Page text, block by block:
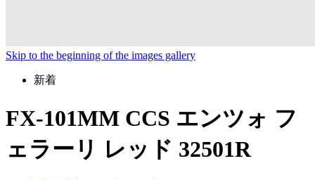
Skip to the beginning of the images gallery
新着
FX-101MM CCS エンツォ フ
ェラーリ レッド 32501R